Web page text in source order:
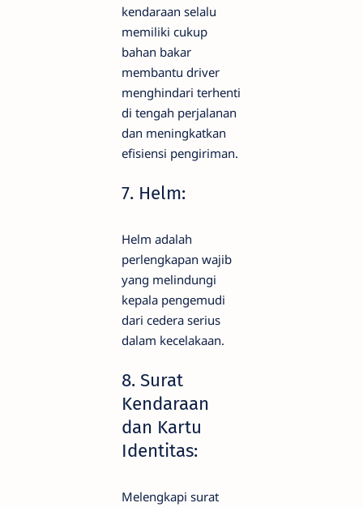
kendaraan selalu
memiliki cukup
bahan bakar
membantu driver
menghindari terhenti
di tengah perjalanan
dan meningkatkan
efisiensi pengiriman.
7. Helm:
Helm adalah
perlengkapan wajib
yang melindungi
kepala pengemudi
dari cedera serius
dalam kecelakaan.
8. Surat
Kendaraan
dan Kartu
Identitas:
Melengkapi surat